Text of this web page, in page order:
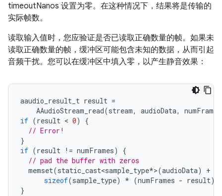
timeoutNanos 设置为零。在这种情况下，结果将是传输的
实际帧数。
读取输入值时，您应验证是否已读取正确数量的帧。如果未
读取正确数量的帧，缓冲区可能包含未知的数据，从而引起
音频干扰。您可以在缓冲区中填入零，以产生静音效果：
aaudio_result_t result =
AAudioStream_read(stream, audioData, numFrames
if (result < 0)
{
// Error!
}
if (result != numFrames)
{
// pad the buffer with zeros
memset(static_cast<sample_type*>(audioData) +
sizeof(sample_type) * (numFrames - result)
}